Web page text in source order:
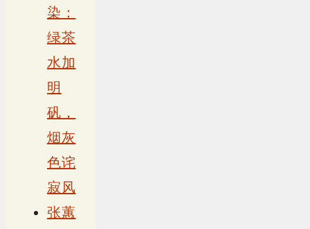
染：
绿茶
水加
明
矾，
烟灰
色诧
寂风
张蕙